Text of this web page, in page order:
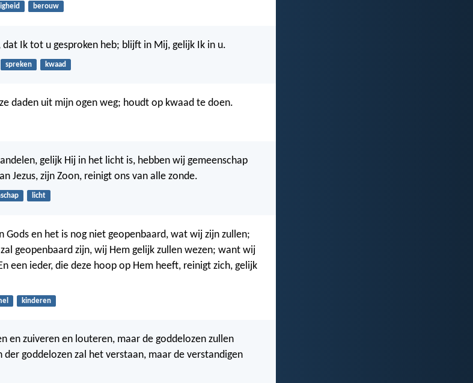
berouw
Ik tot u gesproken heb; blijft in Mij, gelijk Ik in u.
spreken kwaad
daden uit mijn ogen weg; houdt op kwaad te doen.
gelijk Hij in het licht is, hebben wij gemeenschap
Jezus, zijn Zoon, reinigt ons van alle zonde.
licht
Gods en het is nog niet geopenbaard, wat wij zijn zullen;
geopenbaard zijn, wij Hem gelijk zullen wezen; want wij
een ieder, die deze hoop op Hem heeft, reinigt zich, gelijk
kinderen
en zuiveren en louteren, maar de goddelozen zullen
der goddelozen zal het verstaan, maar de verstandigen